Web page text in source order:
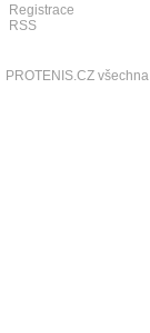
Registrace
RSS
PROTENIS.CZ